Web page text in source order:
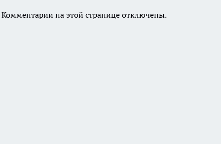
Комментарии на этой странице отключены.